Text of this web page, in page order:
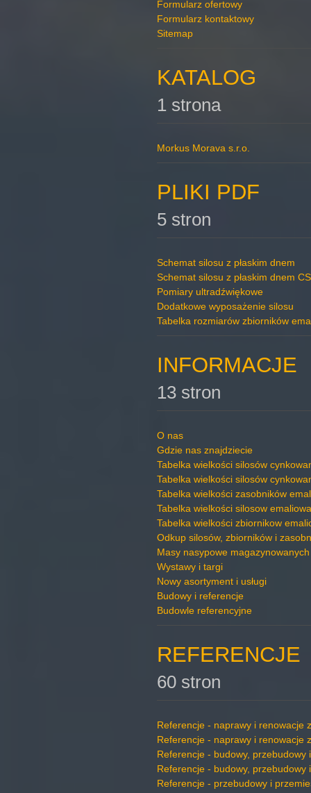
Formularz ofertowy
Formularz kontaktowy
Sitemap
KATALOG
1 strona
Morkus Morava s.r.o.
PLIKI PDF
5 stron
Schemat silosu z płaskim dnem
Schemat silosu z płaskim dnem
Pomiary ultradźwiękowe
Dodatkowe wyposażenie silosu
Tabelka rozmiarów zbiorników
INFORMACJE
13 stron
O nas
Gdzie nas znajdziecie
Tabelka wielkości silosów
Tabelka wielkości silosów
Tabelka wielkości zasobników
Tabelka wielkości silosow
Tabelka wielkości zbiornikow
Odkup silosów, zbiorników i
Masy nasypowe
Wystawy i targi
Nowy asortyment i usługi
Budowy i referencje
Budowle referencyjne
REFERENCJE
60 stron
Referencje - naprawy i renowacje
Referencje - naprawy i renowacje
Referencje - budowy,
Referencje - budowy,
Referencje - przebudowy i